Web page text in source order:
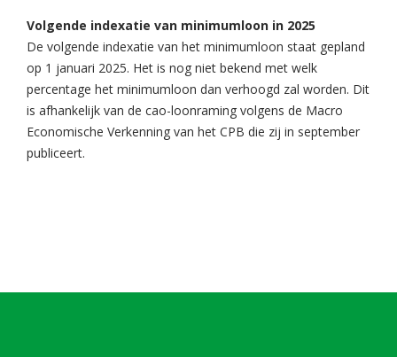
Volgende indexatie van minimumloon in 2025
De volgende indexatie van het minimumloon staat gepland
op 1 januari 2025. Het is nog niet bekend met welk
percentage het minimumloon dan verhoogd zal worden. Dit
is afhankelijk van de cao-loonraming volgens de Macro
Economische Verkenning van het CPB die zij in september
publiceert.